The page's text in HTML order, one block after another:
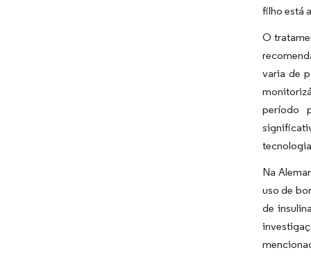
filho está
O
varia de
período
Na
uso de
de